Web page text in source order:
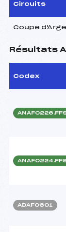
Circuits
Coupe
Résultats
Codex
ADAF0601